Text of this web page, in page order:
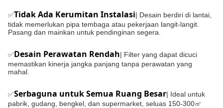
✅Tidak Ada Kerumitan Instalasi| Desain berdiri di lantai,
tidak memerlukan pipa tembaga atau pekerjaan langit-langit.
Pasang dan mainkan untuk pendinginan segera.
✅Desain Perawatan Rendah| Filter yang dapat dicuci
memastikan kinerja jangka panjang tanpa perawatan yang
mahal.
✅Serbaguna untuk Semua Ruang Besar| Ideal untuk
pabrik, gudang, bengkel, dan supermarket, seluas 150-300㎡